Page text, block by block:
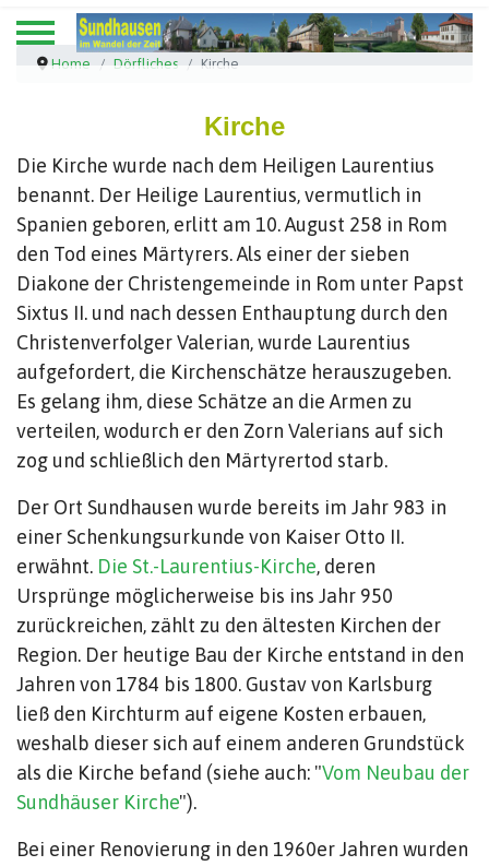
Home Dörfliches Kirche
Kirche
Die Kirche wurde nach dem Heiligen Laurentius
benannt. Der Heilige Laurentius, vermutlich in
Spanien geboren, erlitt am 10. August 258 in Rom
den Tod eines Märtyrers. Als einer der sieben
Diakone der Christengemeinde in Rom unter Papst
Sixtus II. und nach dessen Enthauptung durch den
Christenverfolger Valerian, wurde Laurentius
aufgefordert, die Kirchenschätze herauszugeben.
Es gelang ihm, diese Schätze an die Armen zu
verteilen, wodurch er den Zorn Valerians auf sich
zog und schließlich den Märtyrertod starb.
Der Ort Sundhausen wurde bereits im Jahr 983 in
einer Schenkungsurkunde von Kaiser Otto II.
erwähnt. Die St.-Laurentius-Kirche, deren
Ursprünge möglicherweise bis ins Jahr 950
zurückreichen, zählt zu den ältesten Kirchen der
Region. Der heutige Bau der Kirche entstand in den
Jahren von 1784 bis 1800. Gustav von Karlsburg
ließ den Kirchturm auf eigene Kosten erbauen,
weshalb dieser sich auf einem anderen Grundstück
als die Kirche befand (siehe auch: "Vom Neubau der
Sundhäuser Kirche").
Bei einer Renovierung in den 1960er Jahren wurden